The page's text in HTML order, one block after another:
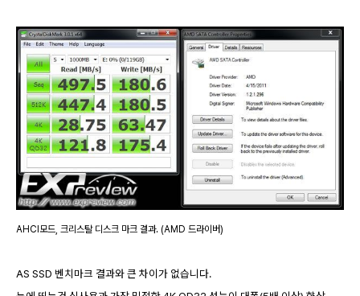
AHCI모드, 크리스탈 디스크 마크 결과. (AMD 드라이버)
AS SSD 벤치마크 결과와 큰 차이가 없습니다.